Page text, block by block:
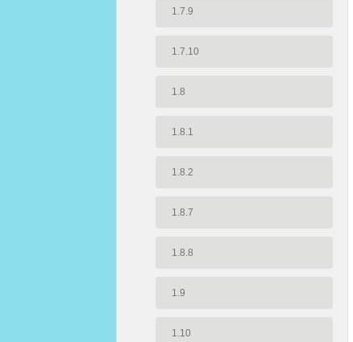
1.7.9
1.7.10
1.8
1.8.1
1.8.2
1.8.7
1.8.8
1.9
1.10